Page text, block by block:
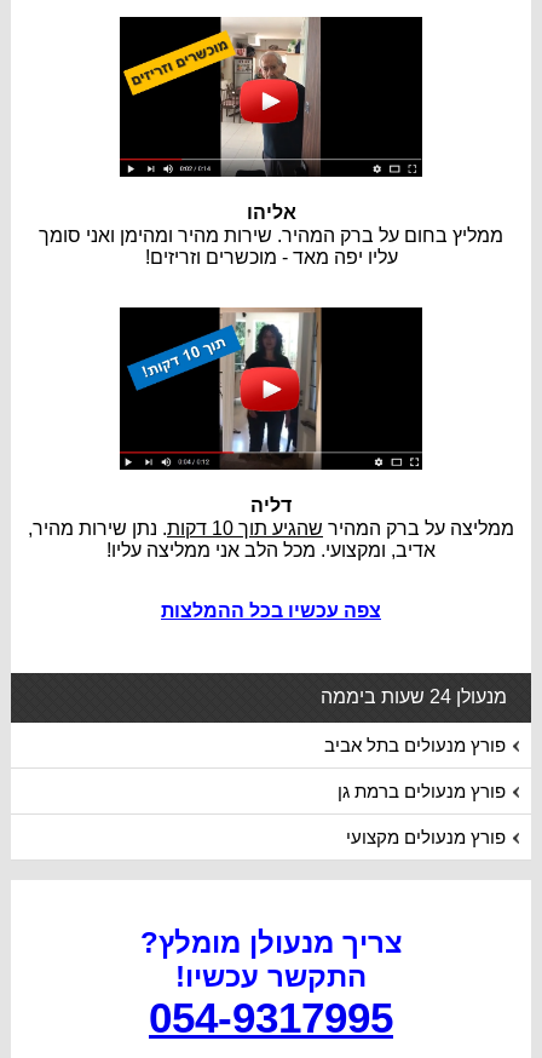
אליהו
ממליץ בחום על ברק המהיר. שירות מהיר ומהימן ואני סומך
עליו יפה מאד - מוכשרים וזריזים!
דליה
ממליצה על ברק המהיר שהגיע תוך 10 דקות
. נתן שירות מהיר,
אדיב, ומקצועי. מכל הלב אני ממליצה עליו!
צפה עכשיו בכל ההמלצות
מנעולן 24 שעות ביממה
פורץ מנעולים בתל אביב
פורץ מנעולים ברמת גן
פורץ מנעולים מקצועי
צריך מנעולן מומלץ?
התקשר עכשיו!
054-9317995